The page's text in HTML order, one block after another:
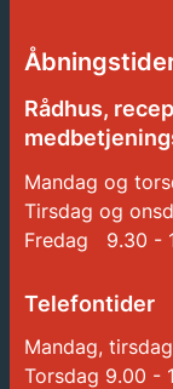
Rådhus,
Mandag og
Tirsdag og
Fredag 9.30 -
Telefontider
Mandag,
Torsdag 9.00 -